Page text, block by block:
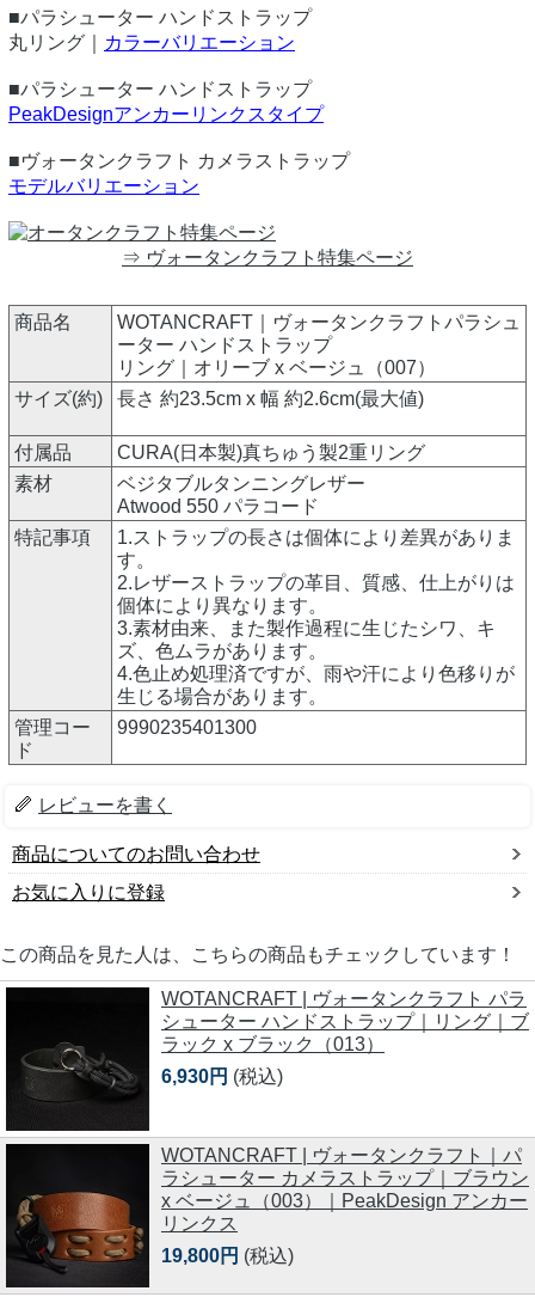
■パラシューター ハンドストラップ
丸リング｜
カラーバリエーション
■パラシューター ハンドストラップ
PeakDesignアンカーリンクスタイプ
■ヴォータンクラフト カメラストラップ
モデルバリエーション
⇒ ヴォータンクラフト特集ページ
商品名
WOTANCRAFT｜ヴォータンクラフトパラシュ
ーター ハンドストラップ
リング｜オリーブ x ベージュ（007）
サイズ(約)
長さ 約23.5cm x 幅 約2.6cm(最大値)
付属品
CURA(日本製)真ちゅう製2重リング
素材
ベジタブルタンニングレザー
Atwood 550 パラコード
特記事項
1.ストラップの長さは個体により差異がありま
す。
2.レザーストラップの革目、質感、仕上がりは
個体により異なります。
3.素材由来、また製作過程に生じたシワ、キ
ズ、色ムラがあります。
4.色止め処理済ですが、雨や汗により色移りが
生じる場合があります。
管理コー
ド
9990235401300
レビューを書く
商品についてのお問い合わせ
お気に入りに登録
この商品を見た人は、こちらの商品もチェックしています！
WOTANCRAFT | ヴォータンクラフト パラ
シューター ハンドストラップ｜リング｜ブ
ラック x ブラック（013）
6,930円 (税込)
WOTANCRAFT | ヴォータンクラフト｜パ
ラシューター カメラストラップ｜ブラウン
x ベージュ（003）｜PeakDesign アンカー
リンクス
19,800円 (税込)